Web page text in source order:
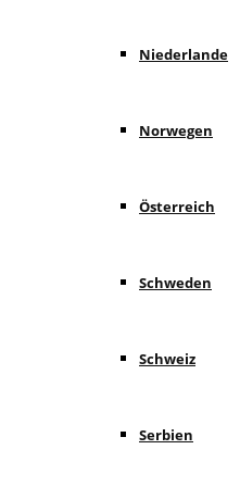
Niederlande
Norwegen
Österreich
Schweden
Schweiz
Serbien